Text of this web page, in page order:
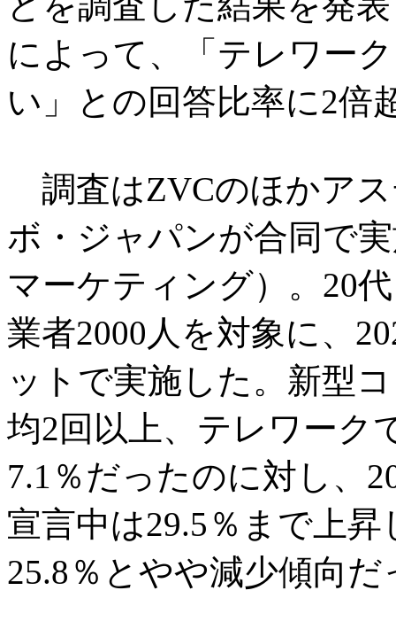
によって、「テレワー
い」との回答比率に2倍
調査はZVCのほかア
ボ・ジャパンが合同で
マーケティング）。20
業者2000人を対象に、
ットで実施した。新型
均2回以上、テレワーク
7.1％だったのに対し、
宣言中は29.5％まで上
25.8％とやや減少傾向だ